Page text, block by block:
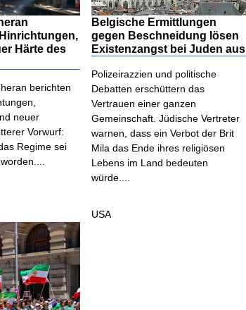
Härte des
berichten
neuer
Vorwurf:
Regime sei
Belgische Ermittlungen
gegen Beschneidung lösen
Existenzangst bei Juden aus
Polizeirazzien und politische
Debatten erschüttern das
Vertrauen einer ganzen
Gemeinschaft. Jüdische Vertreter
warnen, dass ein Verbot der Brit
Mila das Ende ihres religiösen
Lebens im Land bedeuten
würde....
USA